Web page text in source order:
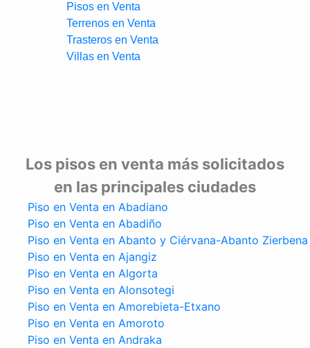
Pisos en Venta
Terrenos en Venta
Trasteros en Venta
Villas en Venta
Los pisos en venta más solicitados
en las principales ciudades
Piso en Venta en Abadiano
Piso en Venta en Abadiño
Piso en Venta en Abanto y Ciérvana-Abanto Zierbena
Piso en Venta en Ajangiz
Piso en Venta en Algorta
Piso en Venta en Alonsotegi
Piso en Venta en Amorebieta-Etxano
Piso en Venta en Amoroto
Piso en Venta en Andraka